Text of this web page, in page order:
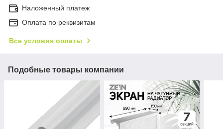
Наложенный платеж
Оплата по реквизитам
Все условия оплаты
Подобные товары компании